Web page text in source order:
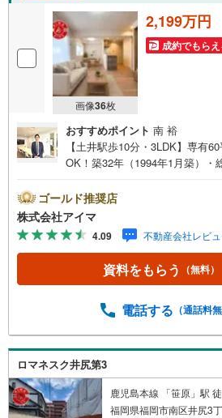
【貴和不動産のここがポイント】
宅地建物取引士・FP（ファイナンシャル・プラ
資格所持のスタッフがご案内致します。
住宅ローン・資金計画など、お客様に寄り添っ
お客様のお住まいへの「希望」を形にするべ
まずはお気軽にお問合せ下さい。
画像36枚
2,199万円
成約でもら
おすすめポイント 南 裕
【土井駅歩10分・3LDK】専有
OK！築32年（1994年1月築）・
専有約60平米。LDKは12帖以上
に内装を整えてからお渡ししま
ています。陽当り良好。風がよ
リティエントランスはオートロ
を設置。来訪者は映像で確認で
在時も荷物を受け取れます。■
イマのサポートアイマは福岡の
最長50年の返済プランもご用意
自宅・最寄り駅まで送迎無料/オ
け」「ローン相談だけ」でも歓
しいと言われた方、転職後で審
ださい
ゴールド推奨店
株式会社アイマ
4.09 不動産会社レビ
資料をもらう （無料）
電話する （通話料
ロマネスク井尻第3
鹿児島本線 「笹原」駅
福岡県福岡市南区井尻3